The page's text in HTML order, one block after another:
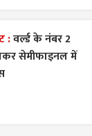
:वर्ल्ड के नंबर 2
सेमीफाइनल में